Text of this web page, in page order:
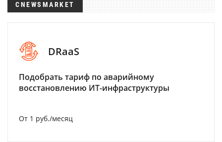
CNEWSMARKET
DRaaS
Подобрать тариф по аварийному
восстановлению ИТ-инфраструктуры
От 1 руб./месяц